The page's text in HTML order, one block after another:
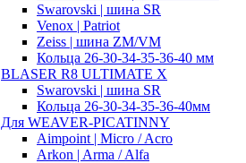
Swarovski | шина SR
Venox | Patriot
Zeiss | шина ZM/VM
Кольца 26-30-34-35-36-40 мм
BLASER R8 ULTIMATE X
Swarovski | шина SR
Кольца 26-30-34-35-36-40мм
Для WEAVER-PICATINNY
Aimpoint | Micro / Acro
Arkon | Arma / Alfa